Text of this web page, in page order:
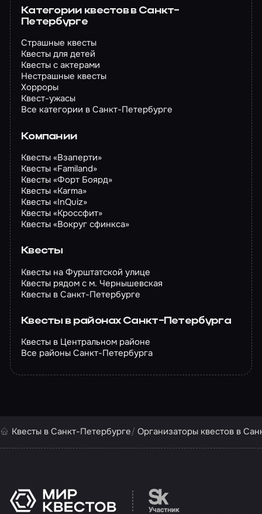
Категории квестов в Санкт-
Петербурге
Страшные квесты
Квесты для детей
Квесты с актерами
Нестрашные квесты
Хорроры
Квест-ужасы
Все категории в Санкт-Петербурге
Компании
Квесты «Взаперти»
Квесты «Familand»
Квесты «Форт Боярд»
Квесты «Karma»
Квесты «InQuiz»
Квесты «Кроссфит»
Квесты «Вокруг сфинкса»
Квесты
Квесты на Фурштатской улице
Квесты рядом с м. Чернышевская
Квесты в Санкт-Петербурге
Квесты в районах Санкт-Петербурга
Квесты в Центральном районе
Все районы Санкт-Петербурга
Квесты в Санкт-Петербурге Организаторы квестов в
Перейти на сайт